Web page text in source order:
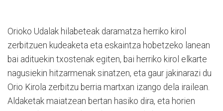
Orioko Udalak hilabeteak daramatza herriko kirol
zerbitzuen kudeaketa eta eskaintza hobetzeko lanean
bai adituekin txostenak egiten, bai herriko kirol elkarte
nagusiekin hitzarmenak sinatzen, eta gaur jakinarazi du
Orio Kirola zerbitzu berria martxan izango dela irailean.
Aldaketak maiatzean bertan hasiko dira, eta horien